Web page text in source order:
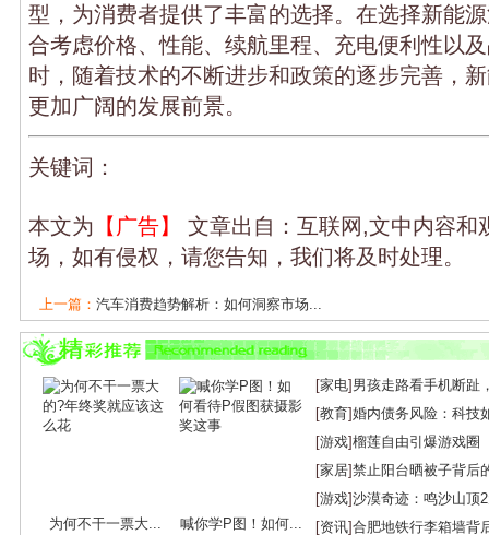
型，为消费者提供了丰富的选择。在选择新能
合考虑价格、性能、续航里程、充电便利性以
时，随着技术的不断进步和政策的逐步完善，
更加广阔的发展前景。
关键词：
本文为 【广告】
文章出自：互联网,文中内容和
场，如有侵权，请您告知，我们将及时处理。
上一篇： 汽车消费趋势解析：如何洞察市场...
下一篇：中国汽车走向世界：从本土到全球...
为何不干一票大... 喊你学P图！如何...
[家电] 男孩走路看手机断趾
[教育]婚内债务风险：科技
[游戏]榴莲自由引爆游戏圈
[家居]禁止阳台晒被子背后
[游戏]沙漠奇迹：鸣沙山顶
[资讯]合肥地铁行李箱墙背